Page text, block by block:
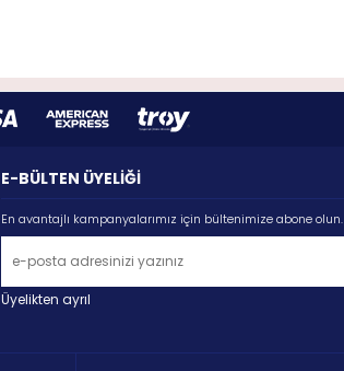
E-BÜLTEN ÜYELİĞİ
En avantajlı kampanyalarımız için bültenimize abone olun.
Üyelikten ayrıl